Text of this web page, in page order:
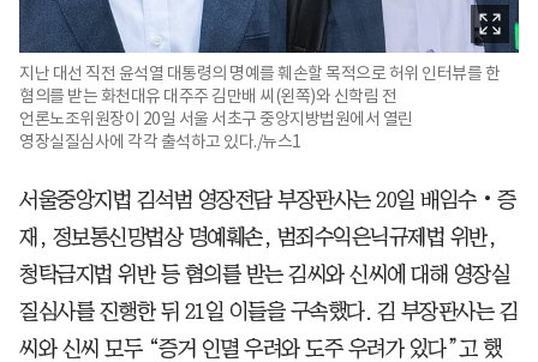
지난 대선 직전 윤석열 대통령의 명예를 훼손할 목적으로 허위 인터뷰를 한
혐의를 받는 화천대유 대주주 김만배 씨(왼쪽)와 신학림 전
언론노조위원장이 20일 서울 서초구 중앙지방법원에서 열린
영장실질심사에 각각 출석하고 있다./뉴스1
서울중앙지법 김석범 영장전담 부장판사는 20일 배임수‧증
재, 정보통신망법상 명예훼손, 범죄수익은닉규제법 위반,
청탁금지법 위반 등 혐의를 받는 김씨와 신씨에 대해 영장실
질심사를 진행한 뒤 21일 이들을 구속했다. 김 부장판사는 김
씨와 신씨 모두 “증거 인멸 우려와 도주 우려가 있다”고 했